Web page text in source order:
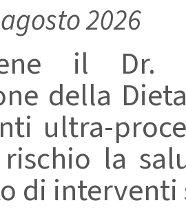
2026
il Dr.
della
ultra-
la
di